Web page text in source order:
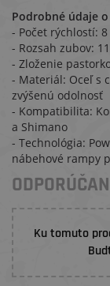
Podrobné údaje
- Počet rýchlostí: 8
- Rozsah zubov:
- Zloženie
- Materiál: Oceľ s
zvýšenú odolnosť
- Kompatibilita:
a Shimano
- Technológia:
nábehové rampy
Ku tomuto